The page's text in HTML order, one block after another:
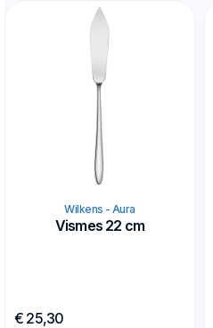
Wilkens - Aura
Vismes 22 cm
€ 25,30